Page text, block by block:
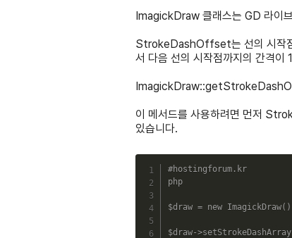
ImagickDraw 클래스는 GD 라이
StrokeDashOffset는 선의 시작
서 다음 선의 시작점까지의 간격이
이 메서드를 사용하려면 먼저
있습니다.
#hostingforum.kr
php
$draw = new ImagickDraw( )
$draw->setStrokeDashArray